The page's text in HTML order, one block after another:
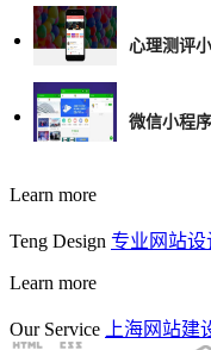
心理测评
微信小程
Learn more
Teng Design 专业网站设
Learn more
Our Service 上海网站建